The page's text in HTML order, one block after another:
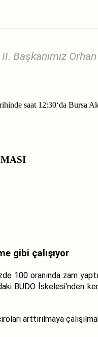
Başkanımız Orhan
saat 12:30‘da Bursa
gibi çalışıyor
100 oranında zam
BUDO İskelesi‘nden
arttırılmaya